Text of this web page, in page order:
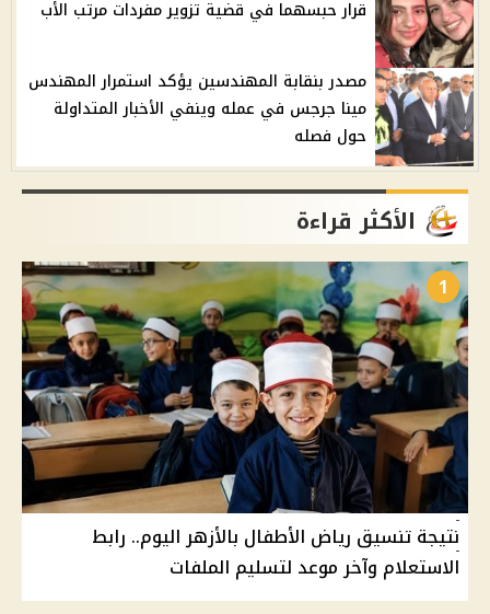
قرار حبسهما في قضية تزوير مفردات مرتب الأب
مصدر بنقابة المهندسين يؤكد استمرار المهندس
مينا جرجس في عمله وينفي الأخبار المتداولة
حول فصله
الأكثر قراءة
1
نتيجة تنسيق رياض الأطفال بالأزهر اليوم.. رابط
الاستعلام وآخر موعد لتسليم الملفات